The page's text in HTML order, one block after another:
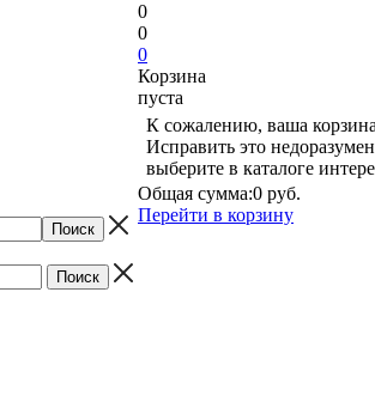
0
0
0
Корзина
пуста
К сожалению, ваша
Исправить это
выберите в каталоге
Общая сумма:0 руб.
Перейти в корзину